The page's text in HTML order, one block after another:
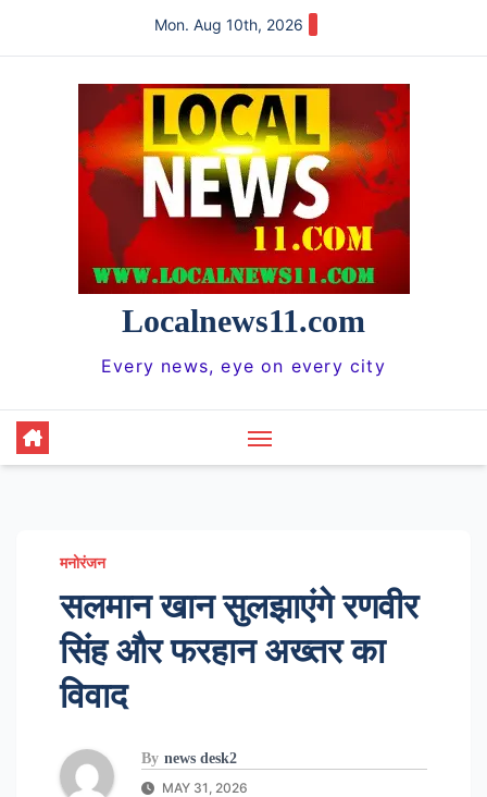
Mon. Aug 10th, 2026
Localnews11.com
Every news, eye on every city
मनोरंजन
सलमान खान सुलझाएंगे रणवीर
सिंह और फरहान अख्तर का
विवाद
By news desk2
MAY 31, 2026